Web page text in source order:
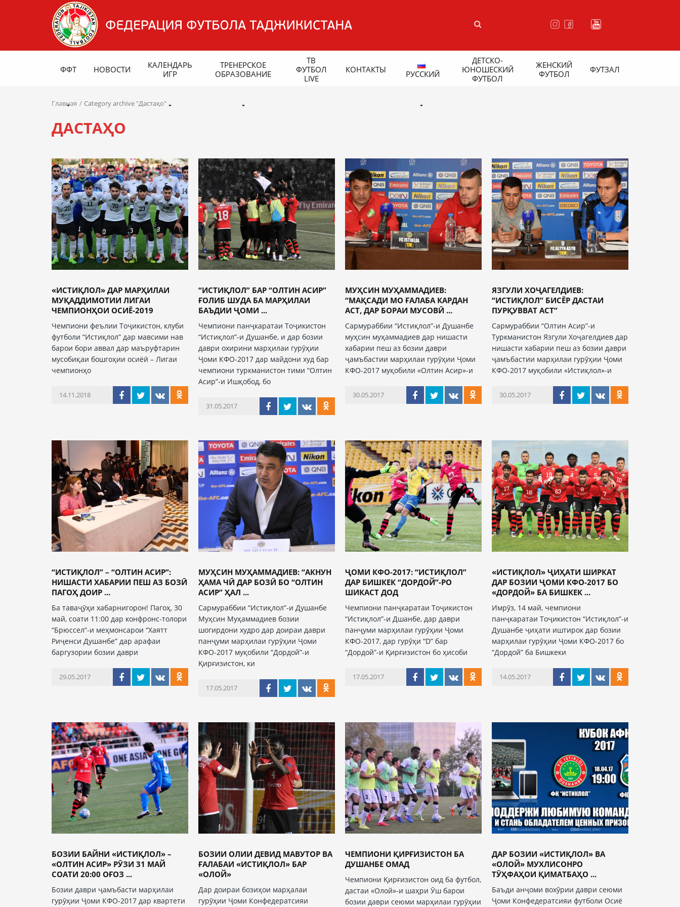
ФФТ НОВОСТИ
КАЛЕНДАРЬ
ИГР
ТРЕНЕРСКОЕ
ОБРАЗОВАНИЕ
ТВ
ФУТБОЛ
LIVE
КОНТАКТЫ РУССКИЙ
ДЕТСКО-
ЮНОШЕСКИЙ
ФУТБОЛ
ЖЕНСКИЙ
ФУТБОЛ
ФУТЗАЛ
Главная Category archive "Дастаҳо"
ДАСТАҲО
«ИСТИҚЛОЛ» ДАР МАРҲИЛАИ
МУҚАДДИМОТИИ ЛИГАИ
ЧЕМПИОНҲОИ ОСИЁ-2019
Чемпиони феълии Тоҷикистон, клуби
футболи “Истиқлол” дар мавсими нав
барои бори аввал дар маъруфтарин
мусобиқаи бошгоҳии осиёӣ – Лигаи
чемпионҳо
14.11.2018
“ИСТИҚЛОЛ” БАР “ОЛТИН АСИР”
ҒОЛИБ ШУДА БА МАРҲИЛАИ
БАЪДИИ ҶОМИ ...
Чемпиони панҷкаратаи Тоҷикистон
“Истиқлол”-и Душанбе, и дар бозии
даври охирини марҳилаи гурӯҳии
Ҷоми КФО-2017 дар майдони худ бар
чемпиони туркманистон тими “Олтин
Асир”-и Ишқобод, бо
31.05.2017
МУҲСИН МУҲАММАДИЕВ:
“МАҚСАДИ МО ҒАЛАБА КАРДАН
АСТ, ДАР БОРАИ МУСОВӢ ...
Сармураббии “Истиқлол”-и Душанбе
муҳсин муҳаммадиев дар нишасти
хабарии пеш аз бозии даври
ҷамъбастии марҳилаи гурӯҳии Ҷоми
КФО-2017 муқобили «Олтин Асир»-и
30.05.2017
ЯЗГУЛИ ХОҶАГЕЛДИЕВ:
“ИСТИҚЛОЛ” БИСЁР ДАСТАИ
ПУРҚУВВАТ АСТ”
Сармураббии “Олтин Асир”-и
Туркманистон Язгули Хоҷагелдиев дар
нишасти хабарии пеш аз бозии даври
ҷамъбастии марҳилаи гурӯҳии Ҷоми
КФО-2017 муқобили «Истиқлол»-и
30.05.2017
“ИСТИҚЛОЛ” – “ОЛТИН АСИР”:
НИШАСТИ ХАБАРИИ ПЕШ АЗ БОЗӢ
ПАГОҲ ДОИР ...
Ба таваҷӯҳи хабарнигорон! Пагоҳ, 30
май, соати 11:00 дар конфронс-толори
“Брюссел”-и меҳмонсарои “Хаятт
Риҷенси Душанбе” дар арафаи
баргузории бозии даври
29.05.2017
МУҲСИН МУҲАММАДИЕВ: “АКНУН
ҲАМА ЧӢ ДАР БОЗӢ БО “ОЛТИН
АСИР” ҲАЛ ...
Сармураббии “Истиқлол”-и Душанбе
Муҳсин Муҳаммадиев бозии
шогирдони худро дар доираи даври
панҷуми марҳилаи гурӯҳии Ҷоми
КФО-2017 муқобили “Дордой”-и
Қирғизистон, ки
17.05.2017
ҶОМИ КФО-2017: “ИСТИҚЛОЛ”
ДАР БИШКЕК “ДОРДОЙ”-РО
ШИКАСТ ДОД
Чемпиони панҷкаратаи Тоҷикистон
“Истиқлол”-и Дшанбе, дар даври
панҷуми марҳилаи гурӯҳии Ҷоми
КФО-2017, дар гурӯҳи “D” бар
“Дордой”-и Қирғизистон бо ҳисоби
17.05.2017
«ИСТИҚЛОЛ» ҶИҲАТИ ШИРКАТ
ДАР БОЗИИ ҶОМИ КФО-2017 БО
«ДОРДОЙ» БА БИШКЕК ...
Имрӯз, 14 май, чемпиони
панҷкаратаи Тоҷикистон “Истиқлол”-и
Душанбе ҷиҳати иштирок дар бозии
марҳилаи гурӯҳии Ҷоми КФО-2017 бо
“Дордой” ба Бишкеки
14.05.2017
БОЗИИ БАЙНИ «ИСТИҚЛОЛ» –
«ОЛТИН АСИР» РӮЗИ 31 МАЙ
СОАТИ 20:00 ОҒОЗ ...
Бозии даври ҷамъбасти марҳилаи
гурӯҳии Ҷоми КФО-2017 дар квартети
БОЗИИ ОЛИИ ДЕВИД МАВУТОР ВА
ҒАЛАБАИ «ИСТИҚЛОЛ» БАР
«ОЛОЙ»
Дар доираи бозиҳои марҳалаи
гурӯҳии Ҷоми Конфедератсияи
ЧЕМПИОНИ ҚИРҒИЗИСТОН БА
ДУШАНБЕ ОМАД
Чемпиони Қирғизистон оид ба футбол,
дастаи «Олой»-и шаҳри Ӯш барои
бозии даври сеюми марҳилаи гурӯҳии
ДАР БОЗИИ «ИСТИҚЛОЛ» ВА
«ОЛОЙ» МУХЛИСОНРО
ТӮҲФАҲОИ ҚИМАТБАҲО ...
Баъди анҷоми вохӯрии даври сеюми
Ҷоми Конфедератсияи футболи Осиё